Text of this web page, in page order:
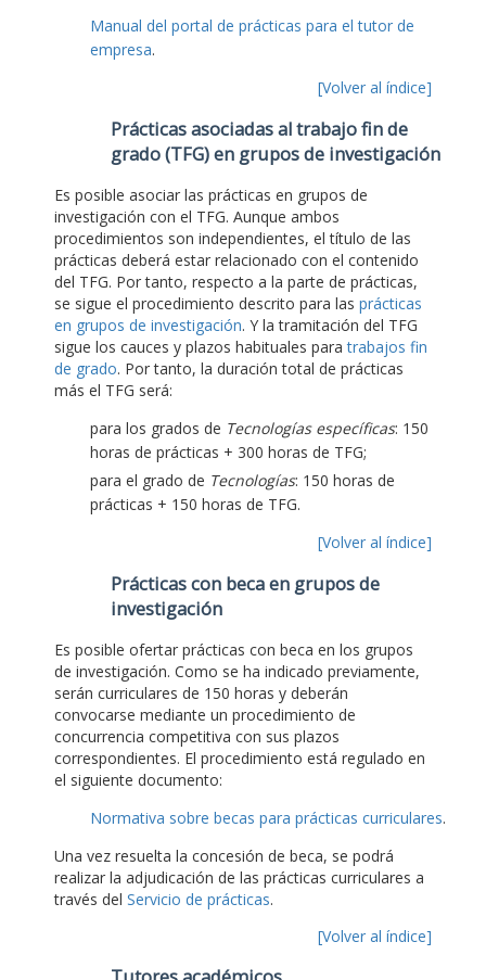
Manual del portal de prácticas para el tutor de
empresa.
[Volver al índice]
Prácticas asociadas al trabajo fin de
grado (TFG) en grupos de investigación
Es posible asociar las prácticas en grupos de
investigación con el TFG. Aunque ambos
procedimientos son independientes, el título de las
prácticas deberá estar relacionado con el contenido
del TFG. Por tanto, respecto a la parte de prácticas,
se sigue el procedimiento descrito para las prácticas
en grupos de investigación. Y la tramitación del TFG
sigue los cauces y plazos habituales paratrabajos fin
de grado. Por tanto, la duración total de prácticas
más el TFG será:
para los grados de Tecnologías específicas: 150
horas de prácticas + 300 horas de TFG;
para el grado de Tecnologías: 150 horas de
prácticas + 150 horas de TFG.
[Volver al índice]
Prácticas con beca en grupos de
investigación
Es posible ofertar prácticas con beca en los grupos
de investigación. Como se ha indicado previamente,
serán curriculares de 150 horas y deberán
convocarse mediante un procedimiento de
concurrencia competitiva con sus plazos
correspondientes. El procedimiento está regulado en
el siguiente documento:
Normativa sobre becas para prácticas curriculares.
Una vez resuelta la concesión de beca, se podrá
realizar la adjudicación de las prácticas curriculares a
través del Servicio de prácticas.
[Volver al índice]